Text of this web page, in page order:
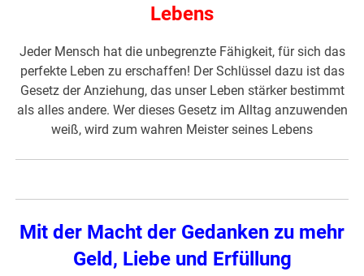
Lebens
Jeder Mensch hat die unbegrenzte Fähigkeit, für sich das
perfekte Leben zu erschaffen! Der Schlüssel dazu ist das
Gesetz der Anziehung, das unser Leben stärker bestimmt
als alles andere. Wer dieses Gesetz im Alltag anzuwenden
weiß, wird zum wahren Meister seines Lebens
Mit der Macht der Gedanken zu mehr
Geld, Liebe und Erfüllung